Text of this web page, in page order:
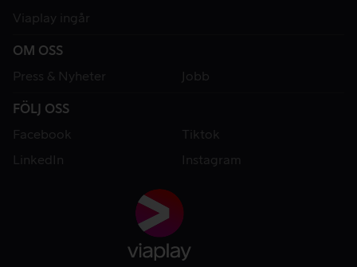
Viaplay ingår
OM OSS
Press & Nyheter
Jobb
FÖLJ OSS
Facebook
Tiktok
LinkedIn
Instagram